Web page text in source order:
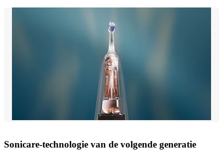
Sonicare-technologie van de volgende generatie